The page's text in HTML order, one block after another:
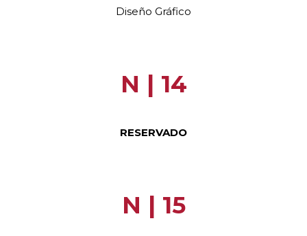
Diseño Gráfico
N | 14
RESERVADO
N | 15